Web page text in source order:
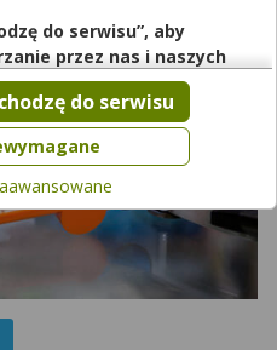
do serwisu”, aby
przez nas i naszych
powyższych celach.
jest dobrowolne, a wyrażoną
cofnąć, możesz też wycofać
danych tylko w niektórych
się więcej lub chcesz
to możesz tego
zaawansowanych”.
narzędzi
znajdziesz wRegulaminie
do serwisu